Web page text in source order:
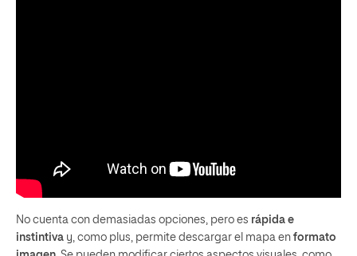
No cuenta con demasiadas opciones, pero es rápida e
instintiva y, como plus, permite descargar el mapa en formato